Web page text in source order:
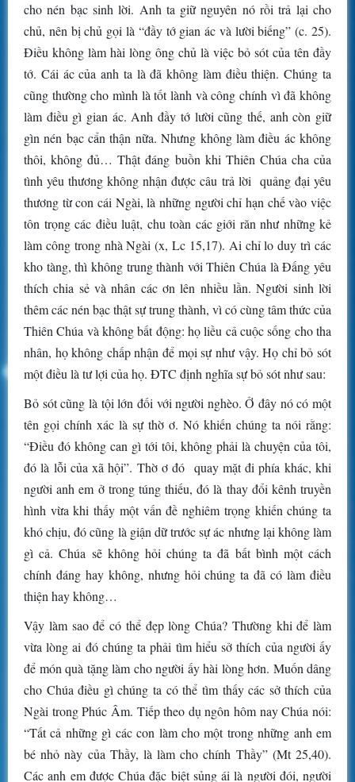
cho nén bạc sinh lời. Anh ta giữ nguyên nó rồi trả lại cho
chủ, nên bị chủ gọi là “đầy tớ gian ác và lười biếng” (c. 25).
Điều không làm hài lòng ông chủ là việc bỏ sót của tên đầy
tớ. Cái ác của anh ta là đã không làm điều thiện. Chúng ta
cũng thường cho mình là tốt lành và công chính vì đã không
làm điều gì gian ác. Anh đầy tớ lười cũng thế, anh còn giữ
gìn nén bạc cẩn thận nữa. Nhưng không làm điều ác không
thôi, không đủ… Thật đáng buồn khi Thiên Chúa cha của
tình yêu thương không nhận được câu trả lời quảng đại yêu
thương từ con cái Ngài, là những người chỉ hạn chế vào việc
tôn trọng các điều luật, chu toàn các giới răn như những kẻ
làm công trong nhà Ngài (x, Lc 15,17). Ai chỉ lo duy trì các
kho tàng, thì không trung thành với Thiên Chúa là Đấng yêu
thích chia sẻ và nhân các ơn lên nhiều lần. Người sinh lời
thêm các nén bạc thật sự trung thành, vì có cùng tâm thức của
Thiên Chúa và không bất động: họ liều cả cuộc sống cho tha
nhân, họ không chấp nhận để mọi sự như vậy. Họ chỉ bỏ sót
một điều là tư lợi của họ. ĐTC định nghĩa sự bỏ sót như sau:
Bỏ sót cũng là tội lớn đối với người nghèo. Ở đây nó có một
tên gọi chính xác là sự thờ ơ. Nó khiến chúng ta nói rằng:
“Điều đó không can gì tới tôi, không phải là chuyện của tôi,
đó là lỗi của xã hội”. Thờ ơ đó quay mặt đi phía khác, khi
người anh em ở trong túng thiếu, đó là thay đổi kênh truyền
hình vừa khi thấy một vấn đề nghiêm trọng khiến chúng ta
khó chịu, đó cũng là giận dữ trước sự ác nhưng lại không làm
gì cả. Chúa sẽ không hỏi chúng ta đã bất bình một cách
chính đáng hay không, nhưng hỏi chúng ta đã có làm điều
thiện hay không…
Vậy làm sao để có thể đẹp lòng Chúa? Thường khi để làm
vừa lòng ai đó chúng ta phải tìm hiểu sở thích của người ấy
để món quà tặng làm cho người ấy hài lòng hơn. Muốn dâng
cho Chúa điều gì chúng ta có thể tìm thấy các sở thích của
Ngài trong Phúc Âm. Tiếp theo dụ ngôn hôm nay Chúa nói:
“Tất cả những gì các con làm cho một trong những anh em
bé nhỏ này của Thầy, là làm cho chính Thầy” (Mt 25,40).
Các anh em được Chúa đặc biệt sủng ái là người đói, người